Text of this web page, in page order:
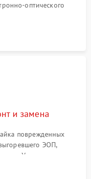
оптического
предмет эмиссии,
цифровых
и замена
поврежденных
ЭОП,
Ультразвуковая
с линз объектива и